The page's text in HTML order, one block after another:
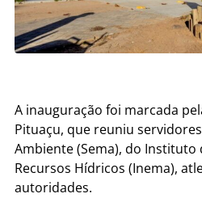
A inauguração foi marcada
Pituaçu, que reuniu
Ambiente (Sema), do Instituto
Recursos Hídricos (Inema),
autoridades.